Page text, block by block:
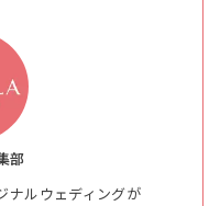
部
ナルウェディングが